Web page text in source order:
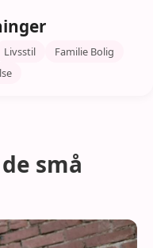
Livsstil
Familie Bolig
små